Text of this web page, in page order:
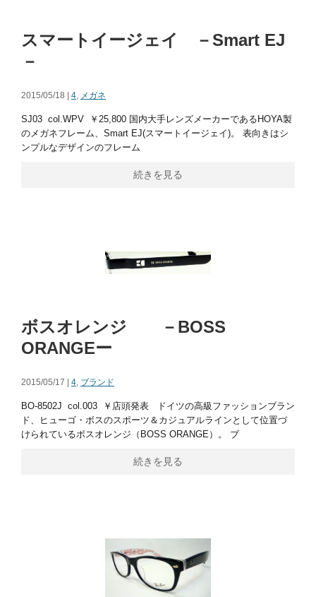
スマートイージェイ －Smart EJ
－
2015/05/18 | 4, メガネ
SJ03 col.WPV ￥25,800 国内大手レンズメーカーであるHOYA製
のメガネフレーム、Smart EJ(スマートイージェイ)。 表向きはシ
ンプルなデザインのフレーム
続きを見る
ボスオレンジ －BOSS
ORANGEー
2015/05/17 | 4 ブランド
BO-8502J col.003 ￥店頭発表 ドイツの高級ファッションブラン
ド、ヒューゴ・ボスのスポーツ＆カジュアルラインとして位置づ
けられているボスオレンジ（BOSS ORANGE）。 ブ
続きを見る